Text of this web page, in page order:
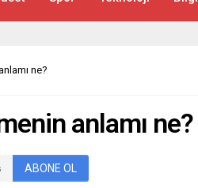
ne?
anlamı ne?
ABONE OL